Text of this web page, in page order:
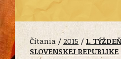
Čítania / 2015 / 1.
SLOVENSKEJ REPUBLIKE